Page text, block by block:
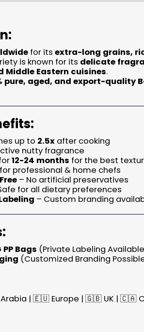
for its extra-long grains,
is known for its delicate
Middle Eastern cuisines.
pure, aged, and export-quality
up to 2.5x after cooking
nutty fragrance
12-24 months for the best
professional & home chefs
– No artificial preservatives
for all dietary preferences
– Custom branding
PP Bags (Private Labeling
(Customized Branding
| 🇪🇺 Europe | 🇬🇧 UK | 🇨🇦